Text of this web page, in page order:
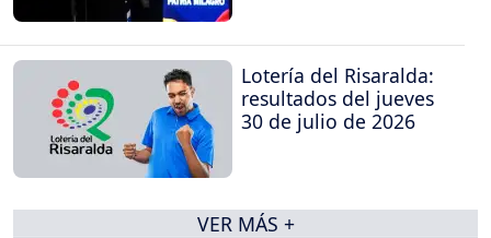
Lotería del Risaralda:
resultados del jueves
30 de julio de 2026
VER MÁS +